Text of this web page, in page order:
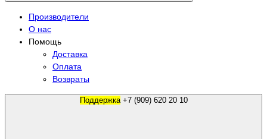
Производители
О нас
Помощь
Доставка
Оплата
Возвраты
Поддержка +7 (909) 620 20 10